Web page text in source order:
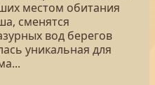
местом обитания
сменятся
вод берегов
уникальная для